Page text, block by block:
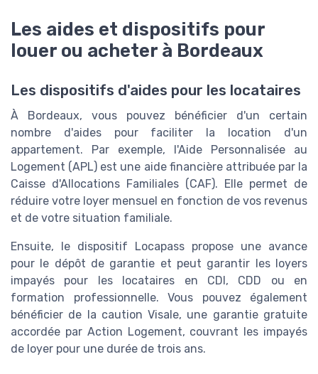
Les aides et dispositifs pour
louer ou acheter à Bordeaux
Les dispositifs d'aides pour les locataires
À Bordeaux, vous pouvez bénéficier d'un certain
nombre d'aides pour faciliter la location d'un
appartement. Par exemple, l'Aide Personnalisée au
Logement (APL) est une aide financière attribuée par la
Caisse d'Allocations Familiales (CAF). Elle permet de
réduire votre loyer mensuel en fonction de vos revenus
et de votre situation familiale.
Ensuite, le dispositif Locapass propose une avance
pour le dépôt de garantie et peut garantir les loyers
impayés pour les locataires en CDI, CDD ou en
formation professionnelle. Vous pouvez également
bénéficier de la caution Visale, une garantie gratuite
accordée par Action Logement, couvrant les impayés
de loyer pour une durée de trois ans.